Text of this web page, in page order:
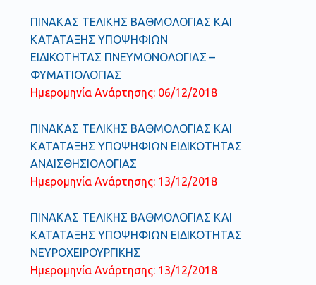
ΠΙΝΑΚΑΣ ΤΕΛΙΚΗΣ ΒΑΘΜΟΛΟΓΙΑΣ ΚΑΙ
ΚΑΤΑΤΑΞΗΣ ΥΠΟΨΗΦΙΩΝ
ΕΙΔΙΚΟΤΗΤΑΣ ΠΝΕΥΜΟΝΟΛΟΓΙΑΣ –
ΦΥΜΑΤΙΟΛΟΓΙΑΣ
Ημερομηνία Ανάρτησης: 06/12/2018
ΠΙΝΑΚΑΣ ΤΕΛΙΚΗΣ ΒΑΘΜΟΛΟΓΙΑΣ ΚΑΙ
ΚΑΤΑΤΑΞΗΣ ΥΠΟΨΗΦΙΩΝ ΕΙΔΙΚΟΤΗΤΑΣ
ΑΝΑΙΣΘΗΣΙΟΛΟΓΙΑΣ
Ημερομηνία Ανάρτησης: 13/12/2018
ΠΙΝΑΚΑΣ ΤΕΛΙΚΗΣ ΒΑΘΜΟΛΟΓΙΑΣ ΚΑΙ
ΚΑΤΑΤΑΞΗΣ ΥΠΟΨΗΦΙΩΝ ΕΙΔΙΚΟΤΗΤΑΣ
ΝΕΥΡΟΧΕΙΡΟΥΡΓΙΚΗΣ
Ημερομηνία Ανάρτησης: 13/12/2018